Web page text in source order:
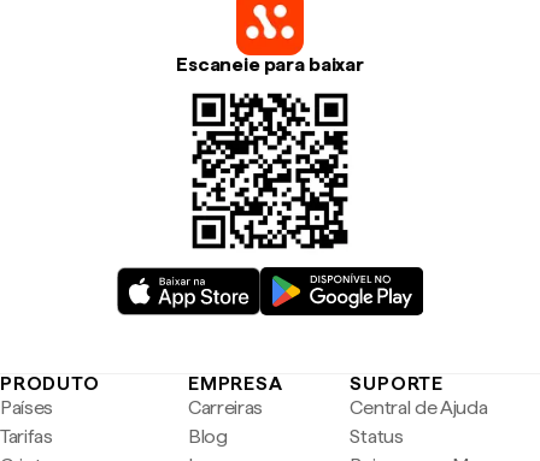
Escaneie para baixar
PRODUTO
Países
Tarifas
EMPRESA
Carreiras
Blog
SUPORTE
Central de Ajuda
Status